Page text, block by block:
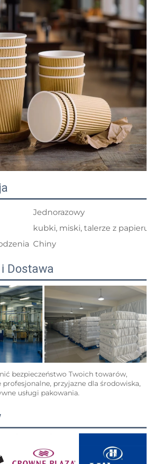
Jednorazowy
kubki, miski, talerze z papieru
Chiny
Dostawa
bezpieczeństwo Twoich towarów,
profesjonalne, przyjazne dla środowiska,
usługi pakowania.